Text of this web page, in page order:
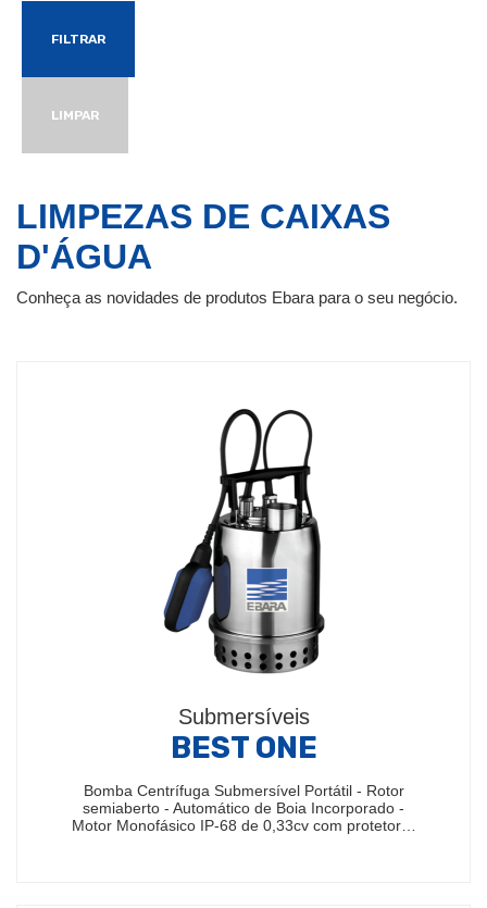
FILTRAR
LIMPAR
LIMPEZAS DE CAIXAS
D'ÁGUA
Conheça as novidades de produtos Ebara para o seu negócio.
Submersíveis
BEST ONE
Bomba Centrífuga Submersível Portátil - Rotor
semiaberto - Automático de Boia Incorporado -
Motor Monofásico IP-68 de 0,33cv com protetor…